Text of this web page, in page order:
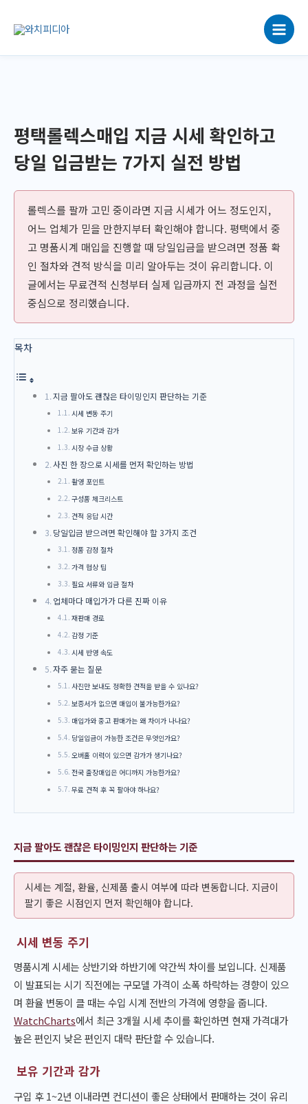
로
평택롤렉스매입 지금 시세 확인하고
당일 입금받는 7가지 실전 방법
롤렉스를 팔까 고민 중이라면 지금 시세가 어느 정도인지,
어느 업체가 믿을 만한지부터 확인해야 합니다. 평택에서 중
고 명품시계 매입을 진행할 때 당일입금을 받으려면 정품 확
인 절차와 견적 방식을 미리 알아두는 것이 유리합니다. 이
글에서는 무료견적 신청부터 실제 입금까지 전 과정을 실전
중심으로 정리했습니다.
목차
지금 팔아도 괜찮은 타이밍인지 판단하는 기준
시세 변동 주기
보유 기간과 감가
시장 수급 상황
사진 한 장으로 시세를 먼저 확인하는 방법
촬영 포인트
구성품 체크리스트
견적 응답 시간
당일입금 받으려면 확인해야 할 3가지 조건
정품 감정 절차
가격 협상 팁
필요 서류와 입금 절차
업체마다 매입가가 다른 진짜 이유
재판매 경로
감정 기준
시세 반영 속도
자주 묻는 질문
사진만 보내도 정확한 견적을 받을 수 있나요?
보증서가 없으면 매입이 불가능한가요?
매입가와 중고 판매가는 왜 차이가 나나요?
당일입금이 가능한 조건은 무엇인가요?
오버홀 이력이 있으면 감가가 생기나요?
전국 출장매입은 어디까지 가능한가요?
무료 견적 후 꼭 팔아야 하나요?
지금 팔아도 괜찮은 타이밍인지 판단하는 기준
시세는 계절, 환율, 신제품 출시 여부에 따라 변동합니다. 지금이
팔기 좋은 시점인지 먼저 확인해야 합니다.
시세 변동 주기
명품시계 시세는 상반기와 하반기에 약간씩 차이를 보입니다. 신제품
이 발표되는 시기 직전에는 구모델 가격이 소폭 하락하는 경향이 있으
며 환율 변동이 클 때는 수입 시계 전반의 가격에 영향을 줍니다.
WatchCharts에서 최근 3개월 시세 추이를 확인하면 현재 가격대가
높은 편인지 낮은 편인지 대략 판단할 수 있습니다.
보유 기간과 감가
구입 후 1~2년 이내라면 컨디션이 좋은 상태에서 판매하는 것이 유리